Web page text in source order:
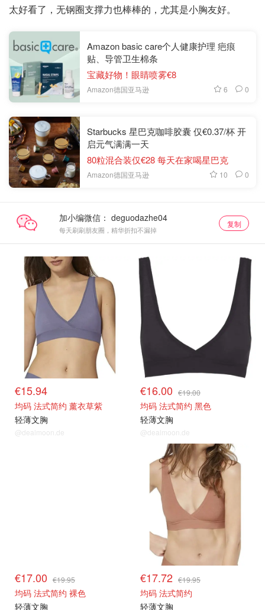
太好看了，无钢圈支撑力也棒棒的，尤其是小胸友好。
Amazon basic care个人健康护理 疤痕
贴、导管卫生棉条
宝藏好物！眼睛喷雾€8
Amazon德国亚马逊 6 0
Starbucks 星巴克咖啡胶囊 仅€0.37/杯 开
启元气满满一天
80粒混合装仅€28 每天在家喝星巴克
Amazon德国亚马逊 10 0
加小编微信：
每天刷刷朋友圈，精华折扣不漏掉
复制
€15.94
均码 法式简约 薰衣草紫
轻薄文胸
@dealmoon.de
€16.00 €19.00
均码 法式简约 黑色
轻薄文胸
@dealmoon.de
€17.00 €19.95
均码 法式简约 裸色
轻薄文胸
€17.72 €19.95
均码 法式简约
轻薄文胸